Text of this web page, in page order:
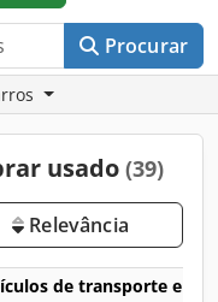
Procurar
usado (39)
Relevância
de transporte e